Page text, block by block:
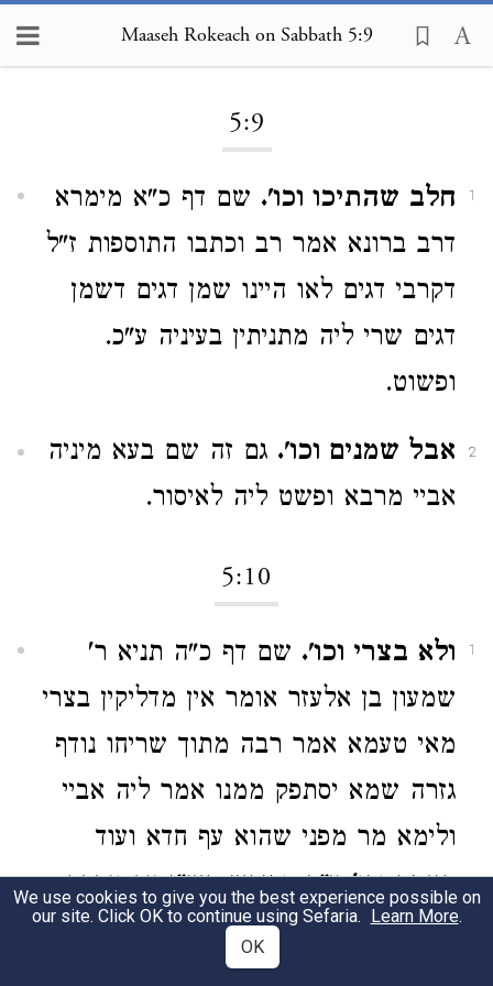
Maaseh Rokeach on Sabbath 5:9
5:9
1 חלב שהתיכו וכו'. שם דף כ"א מימרא
דרב ברונא אמר רב וכתבו התוספות ז"ל
דקרבי דגים לאו היינו שמן דגים דשמן
דגים שרי ליה מתניתין בעיניה ע"כ.
ופשוט.
2 אבל שמנים וכו'. גם זה שם בעא מיניה
אביי מרבא ופשט ליה לאיסור.
5:10
1 ולא בצרי וכו'. שם דף כ"ה תניא ר'
שמעון בן אלעזר אומר אין מדליקין בצרי
מאי טעמא אמר רבה מתוך שריחו נודף
גזרה שמא יסתפק ממנו אמר ליה אביי
ולימא מר מפני שהוא עף חדא ועוד
קאמר וכו' ע"כ. ופירש רש"י עף ונדבק
בכתלי הבית ומדליק את הבית ע"כ.
We use cookies to give you the best experience possible on
our site. Click OK to continue using Sefaria. Learn More.
OK